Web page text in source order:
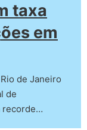
taxa
em
de Janeiro
de
recorde…